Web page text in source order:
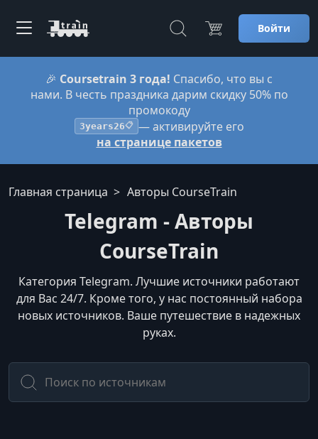
Войти
🎉 Coursetrain 3 года! Спасибо, что вы с
нами. В честь праздника дарим скидку 50% по
промокоду
3years26📋 — активируйте его
на странице пакетов
Главная страница Авторы CourseTrain
Telegram - Авторы
CourseTrain
Категория Telegram. Лучшие источники работают
для Вас 24/7. Кроме того, у нас постоянный набора
новых источников. Ваше путешествие в надежных
руках.